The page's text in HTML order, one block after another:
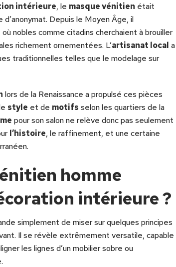
intérieure, le masque vénitien était
Depuis le Moyen Âge, il
où nobles comme citadins cherchaient à brouiller
richement ornementées. L’artisanat local a
traditionnelles telles que le modelage sur
lors de la Renaissance a propulsé ces pièces
style et de motifs selon les quartiers de la
pour son salon ne relève donc pas seulement
l’histoire, le raffinement, et une certaine
homme
intérieure ?
simplement de miser sur quelques principes
Il se révèle extrêmement versatile, capable
les lignes d’un mobilier sobre ou